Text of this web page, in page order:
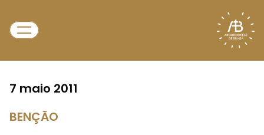
7 maio 2011
BENÇÃO